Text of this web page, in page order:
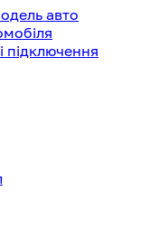
авто
підключення